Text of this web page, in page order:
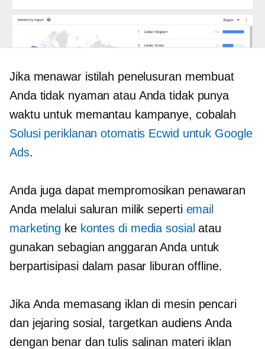
Jika menawar istilah penelusuran membuat
Anda tidak nyaman atau Anda tidak punya
waktu untuk memantau kampanye, cobalah
Solusi periklanan otomatis Ecwid untuk Google
Ads.
Anda juga dapat mempromosikan penawaran
Anda melalui saluran milik seperti email
marketing ke kontes di media sosialatau
gunakan sebagian anggaran Anda untuk
berpartisipasi dalam pasar liburan offline.
Jika Anda memasang iklan di mesin pencari
dan jejaring sosial, targetkan audiens Anda
dengan benar dan tulis salinan materi iklan